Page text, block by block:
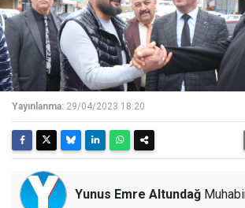
Yayınlanma: 29/04/2023 18:20
Yunus Emre Altundağ